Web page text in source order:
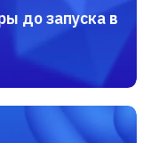
до запуска в